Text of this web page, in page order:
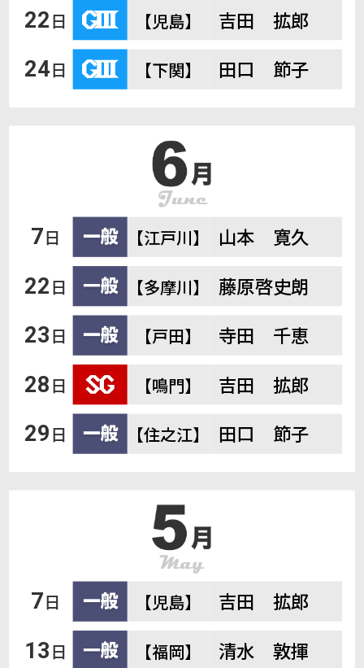
22日 【児島】 吉田 拡郎
24日 【下関】 田口 節子
7日 【江戸川】 山本 寛久
22日 【多摩川】 藤原啓史朗
23日 【戸田】 寺田 千恵
28日 【鳴門】 吉田 拡郎
29日 【住之江】 田口 節子
7日 【児島】 吉田 拡郎
13日 【福岡】 清水 敦揮